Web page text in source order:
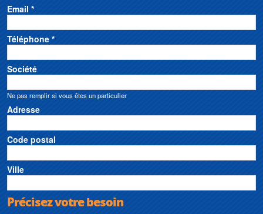
Email *
Téléphone *
Société
Ne pas remplir si vous êtes un particulier
Adresse
Code postal
Ville
Précisez votre besoin